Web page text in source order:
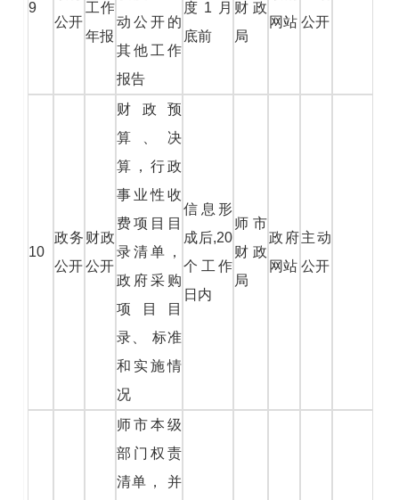
9
公开
工作
年报
动公开的
其他工作
报告
度1月
底前
财政
局
网站 公开
10
政务
公开
财政
公开
财政预
算、决
算，行政
事业性收
费项目目
录清单，
政府采购
项目目
录、 标准
和实施情
况
信息形
成后,20
个工作
日内
师市
财政
局
政府
网站
主动
公开
师市本级
部门权责
清单， 并